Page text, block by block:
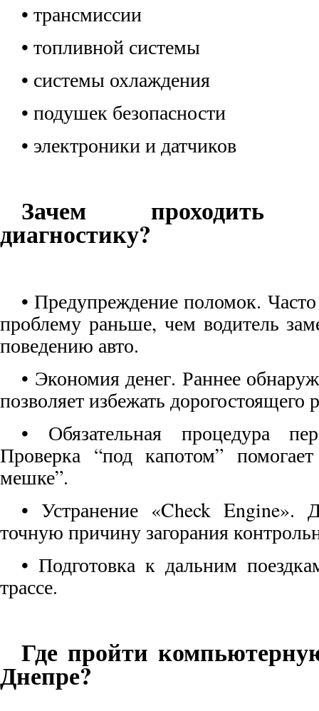
• трансмиссии
• топливной системы
• системы охлаждения
• подушек безопасности
• электроники и датчиков
Зачем проходить
диагностику?
• Предупреждение поломок.
проблему раньше, чем водитель
поведению авто.
• Экономия денег. Раннее
позволяет избежать дорогостоящего
• Обязательная процедура
Проверка “под капотом”
мешке”.
• Устранение «Check Engine».
точную причину загорания
• Подготовка к дальним
трассе.
Где пройти
Днепре?